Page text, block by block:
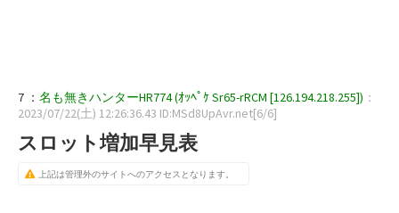
7 ： 名も無きハンターHR774 (ｵｯﾍﾟｹ Sr65-rRCM [126.194.218.255]) ：
2023/07/22(土) 12:26:36.43 ID:MSd8UpAvr.net[6/6]
スロット増加早見表
上記は管理外のサイトへのアクセスとなります。